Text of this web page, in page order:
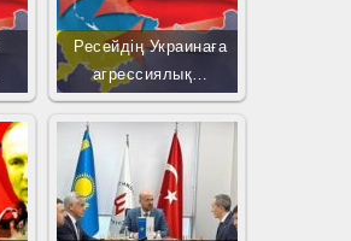
Ресейдің Украинаға
агрессиялық…